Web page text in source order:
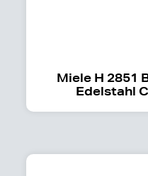
Miele H 2851
Edelstahl